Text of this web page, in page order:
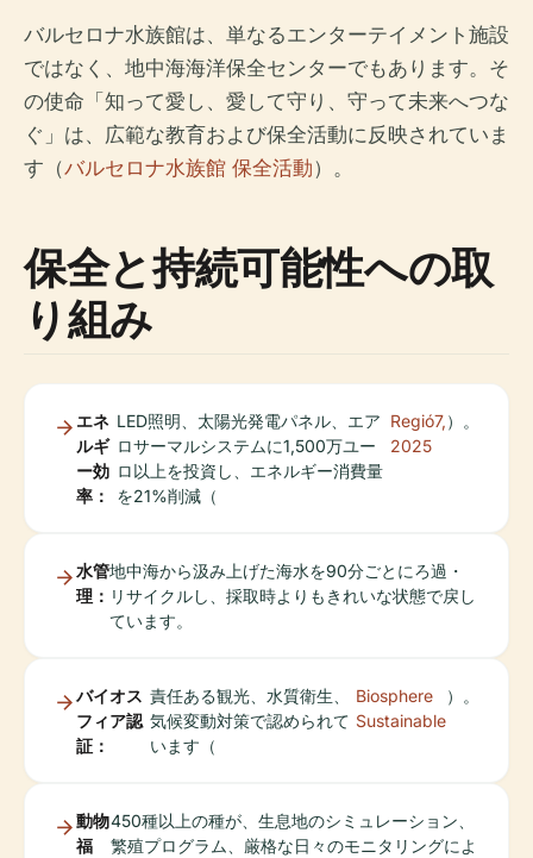
バルセロナ水族館は、単なるエンターテイメント施設
ではなく、地中海海洋保全センターでもあります。そ
の使命「知って愛し、愛して守り、守って未来へつな
ぐ」は、広範な教育および保全活動に反映されていま
す（バルセロナ水族館 保全活動）。
保全と持続可能性への取
り組み
エネ
ルギ
ー効
率：
LED照明、太陽光発電パネル、エア
ロサーマルシステムに1,500万ユー
ロ以上を投資し、エネルギー消費量
を21%削減（
Regió7,
2025
）。
水管
理：
地中海から汲み上げた海水を90分ごとにろ過・
リサイクルし、採取時よりもきれいな状態で戻し
ています。
バイオス
フィア認
証：
責任ある観光、水質衛生、
気候変動対策で認められて
います（
Biosphere
Sustainable
）。
動物
福
450種以上の種が、生息地のシミュレーション、
繁殖プログラム、厳格な日々のモニタリングによ